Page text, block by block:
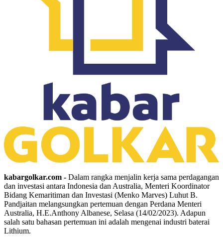
kabargolkar.com - Dalam rangka menjalin kerja sama perdagangan
dan investasi antara Indonesia dan Australia, Menteri Koordinator
Bidang Kemaritiman dan Investasi (Menko Marves) Luhut B.
Pandjaitan melangsungkan pertemuan dengan Perdana Menteri
Australia, H.E.Anthony Albanese, Selasa (14/02/2023). Adapun
salah satu bahasan pertemuan ini adalah mengenai industri baterai
Lithium.